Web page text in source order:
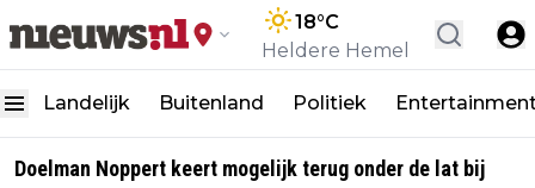
18°C
Heldere Hemel
Landelijk Buitenland Politiek
Doelman Noppert keert mogelijk terug onder de lat bij